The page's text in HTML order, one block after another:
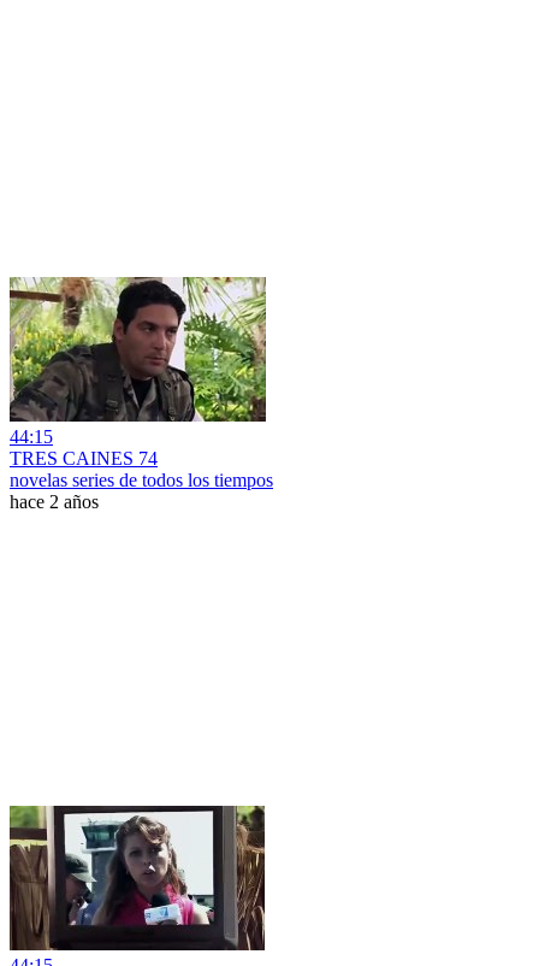
44:15
TRES CAINES 74
novelas series de todos los tiempos
hace 2 años